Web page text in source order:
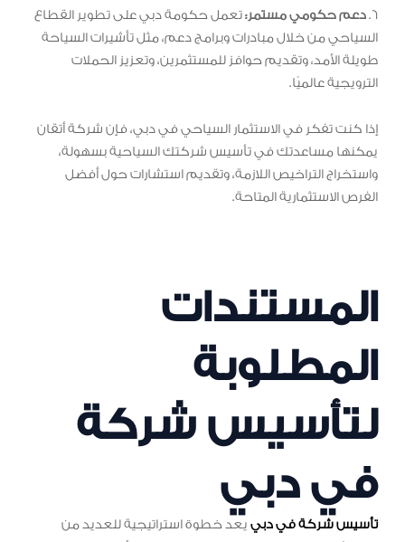
6. دعم حكومي مستمر:تعمل حكومة دبي على تطوير القطاع
السياحي من خلال مبادرات وبرامج دعم، مثل تأشيرات السياحة
طويلة الأمد، وتقديم حوافز للمستثمرين، وتعزيز الحملات
الترويجية عالميًا.
إذا كنت تفكر في الاستثمار السياحي في دبي، فإن شركة أتقان
يمكنها مساعدتك في تأسيس شركتك السياحية بسهولة،
واستخراج التراخيص اللازمة، وتقديم استشارات حول أفضل
الفرص الاستثمارية المتاحة.
المستندات
المطلوبة
لتأسيس شركة
في دبي
تأسيس شركة في دبي يعد خطوة استراتيجية للعديد من